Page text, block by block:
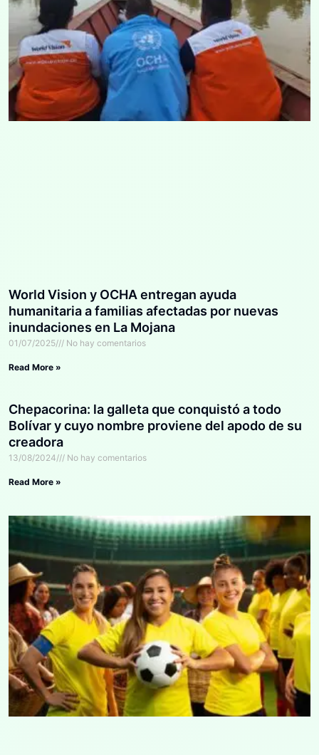
World Vision y OCHA entregan ayuda
humanitaria a familias afectadas por nuevas
inundaciones en La Mojana
01/07/2025 No hay comentarios
Read More »
Chepacorina: la galleta que conquistó a todo
Bolívar y cuyo nombre proviene del apodo de su
creadora
13/08/2024 No hay comentarios
Read More »